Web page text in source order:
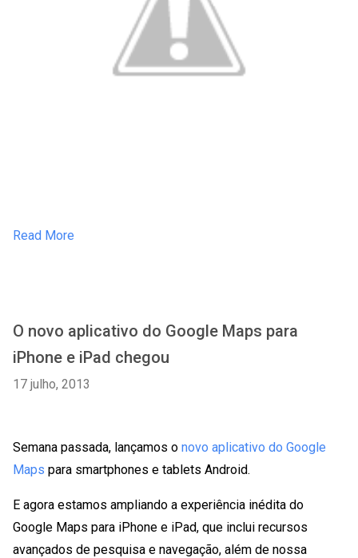
Read More
O novo aplicativo do Google Maps para
iPhone e iPad chegou
17 julho, 2013
Semana passada, lançamos o novo aplicativo do Google
Maps para smartphones e tablets Android.
E agora estamos ampliando a experiência inédita do
Google Maps para iPhone e iPad, que inclui recursos
avançados de pesquisa e navegação, além de nossa